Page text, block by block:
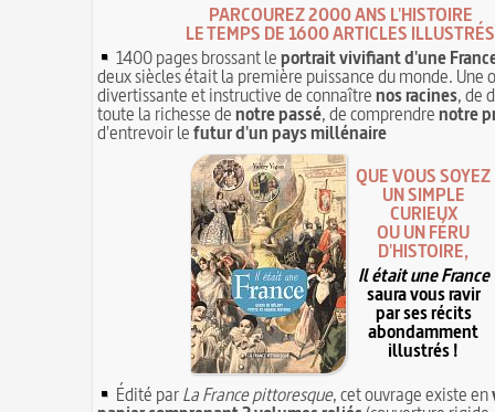
PARCOUREZ 2000 ANS L'HISTOIRE
LE TEMPS DE 1600 ARTICLES ILLUSTRÉS
1400 pages brossant leportrait vivifiant d'une
deux siècles était la première puissance du monde. Une
divertissante et instructive de connaîtrenos racines, de
toute la richesse denotre passé, de comprendrenotre
d'entrevoir lefutur d'un pays millénaire
QUE VOUS SOYEZ
UN SIMPLE
CURIEUX
OU UN FÉRU
D'HISTOIRE,
Il était une France
saura vous ravir
par ses récits
abondamment
illustrés !
Édité parLa France pittoresque, cet ouvrage existe en